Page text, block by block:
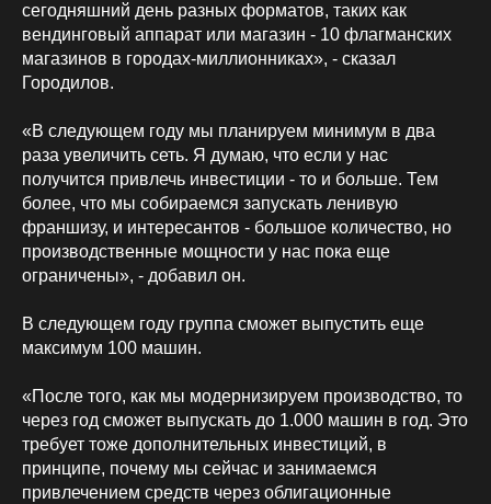
сегодняшний день разных форматов, таких как
вендинговый аппарат или магазин - 10 флагманских
магазинов в городах-миллионниках», - сказал
Городилов.
«В следующем году мы планируем минимум в два
раза увеличить сеть. Я думаю, что если у нас
получится привлечь инвестиции - то и больше. Тем
более, что мы собираемся запускать ленивую
франшизу, и интересантов - большое количество, но
производственные мощности у нас пока еще
ограничены», - добавил он.
В следующем году группа сможет выпустить еще
максимум 100 машин.
«После того, как мы модернизируем производство, то
через год сможет выпускать до 1.000 машин в год. Это
требует тоже дополнительных инвестиций, в
принципе, почему мы сейчас и занимаемся
привлечением средств через облигационные